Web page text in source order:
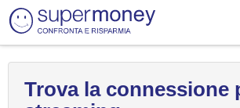
Trova la connessione